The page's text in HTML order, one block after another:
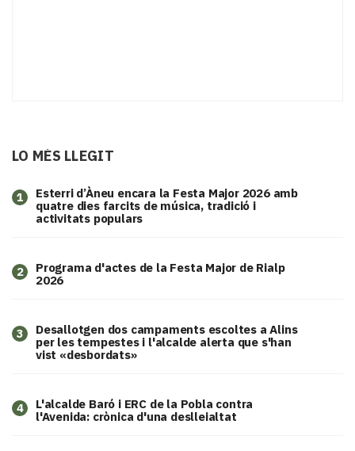
LO MÉS LLEGIT
1
Esterri d’Àneu encara la Festa Major 2026 amb
quatre dies farcits de música, tradició i
activitats populars
2
Programa d'actes de la Festa Major de Rialp
2026
3
​Desallotgen dos campaments escoltes a Alins
per les tempestes i l'alcalde alerta que s'han
vist «desbordats»
4
L'alcalde Baró i ERC de la Pobla contra
l'Avenida: crònica d'una deslleialtat